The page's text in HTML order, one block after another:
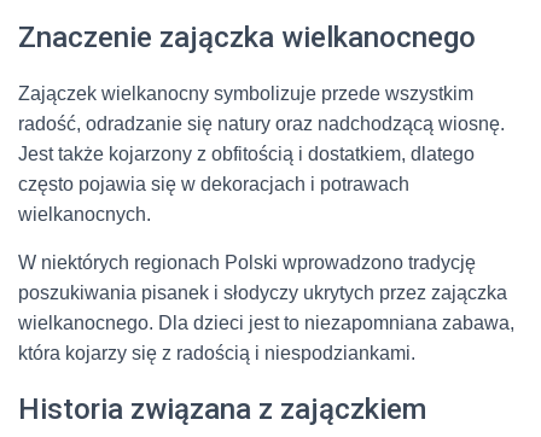
Znaczenie zajączka wielkanocnego
Zajączek wielkanocny symbolizuje przede wszystkim
radość, odradzanie się natury oraz nadchodzącą wiosnę.
Jest także kojarzony z obfitością i dostatkiem, dlatego
często pojawia się w dekoracjach i potrawach
wielkanocnych.
W niektórych regionach Polski wprowadzono tradycję
poszukiwania pisanek i słodyczy ukrytych przez zajączka
wielkanocnego. Dla dzieci jest to niezapomniana zabawa,
która kojarzy się z radością i niespodziankami.
Historia związana z zajączkiem